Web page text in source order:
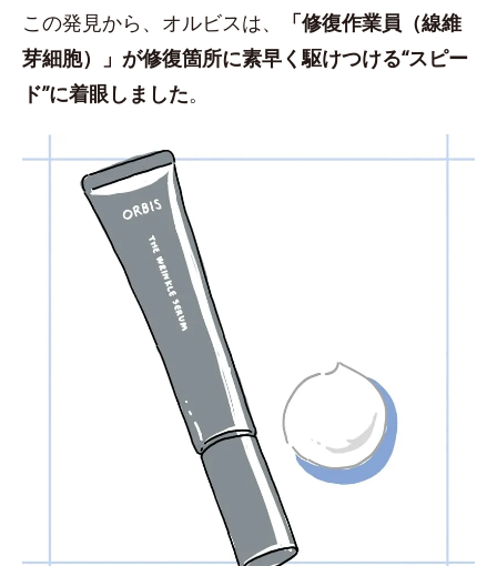
この発見から、オルビスは、
「修復作業員（線維
芽細胞）」が修復箇所に素早く駆けつける“スピー
ド”に着眼しました。